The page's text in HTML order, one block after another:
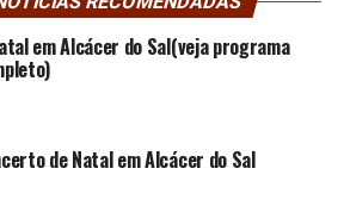
em Alcácer do Sal(veja programa
de Natal em Alcácer do Sal